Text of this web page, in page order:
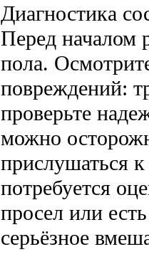
Диагностика
Перед началом
пола.
повреждений:
проверьте
можно
прислушаться
потребуется
просел или
серьёзное